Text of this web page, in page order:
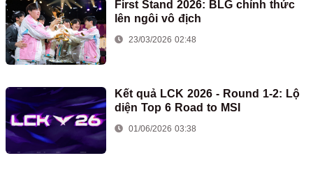
First Stand 2026: BLG chính thức
lên ngôi vô địch
23/03/2026 02:48
Kết quả LCK 2026 - Round 1-2: Lộ
diện Top 6 Road to MSI
01/06/2026 03:38